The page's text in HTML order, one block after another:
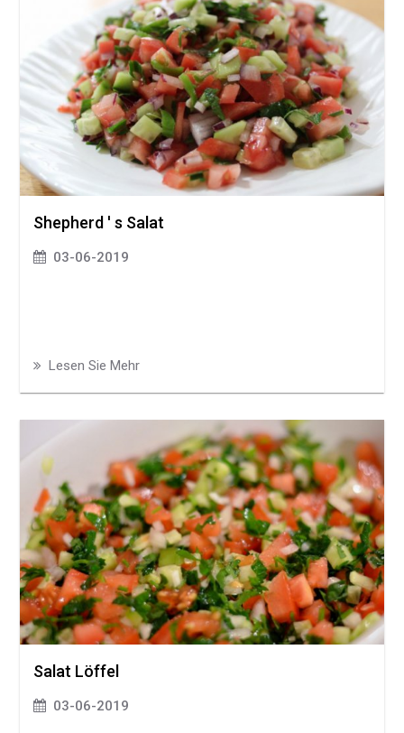
Shepherd ' s Salat
03-06-2019
Lesen Sie Mehr
Salat Löffel
03-06-2019